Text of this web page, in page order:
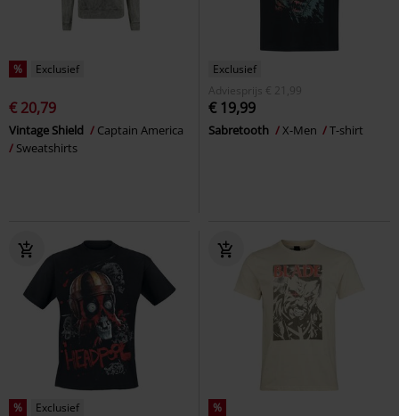
% Exclusief
€ 20,79
Vintage Shield
Captain America
Sweatshirts
Exclusief
Adviesprijs
€ 21,99
€ 19,99
Sabretooth X-Men T-shirt
% Exclusief %